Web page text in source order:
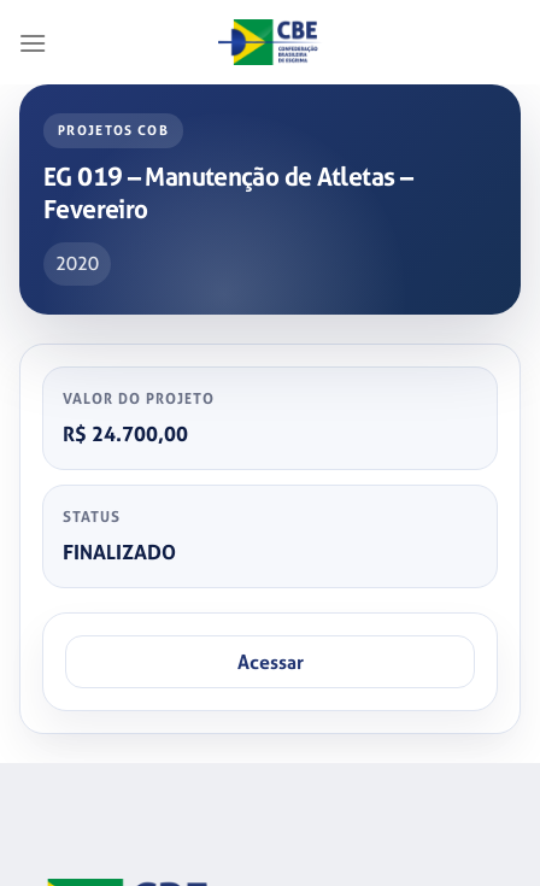
PROJETOS COB
EG 019 – Manutenção de Atletas –
Fevereiro
2020
VALOR DO PROJETO
R$ 24.700,00
STATUS
FINALIZADO
Acessar